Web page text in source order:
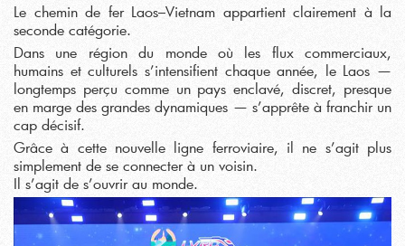
Le chemin de fer Laos–Vietnam appartient clairement à la
seconde catégorie.
Dans une région du monde où les flux commerciaux,
humains et culturels s’intensifient chaque année, le Laos —
longtemps perçu comme un pays enclavé, discret, presque
en marge des grandes dynamiques — s’apprête à franchir un
cap décisif.
Grâce à cette nouvelle ligne ferroviaire, il ne s’agit plus
simplement de se connecter à un voisin.
Il s’agit de s’ouvrir au monde.